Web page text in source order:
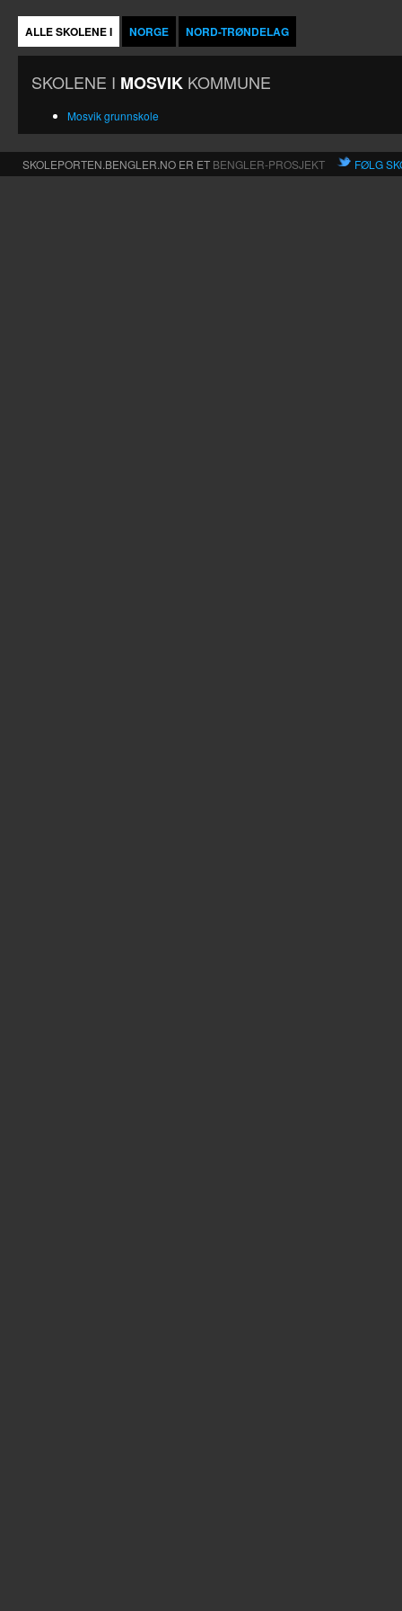
ALLE SKOLENE I NORGE NORD-TRØNDELAG
SKOLENE I MOSVIK KOMMUNE
Mosvik grunnskole
SKOLEPORTEN.BENGLER.NO ER ET BENGLER-PROSJEKT FØLG